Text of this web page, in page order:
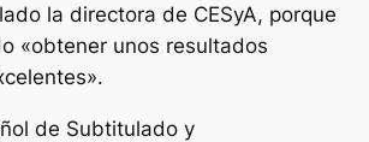
la directora de CESyA, porque
«obtener unos resultados
de Subtitulado y